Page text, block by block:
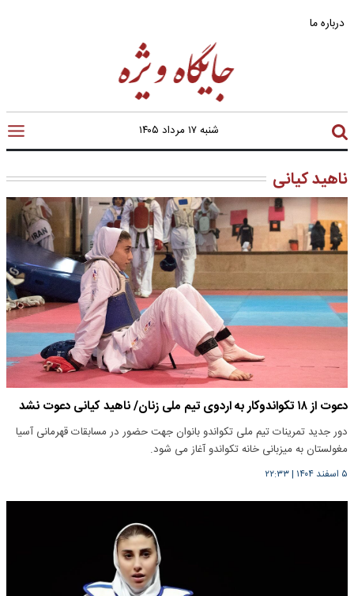
درباره ما
شنبه ۱۷ مرداد ۱۴۰۵
ناهید کیانی
دعوت از ۱۸ تکواندوکار به اردوی تیم ملی زنان/ ناهید کیانی دعوت نشد
دور جدید تمرینات تیم ملی تکواندو بانوان جهت حضور در مسابقات قهرمانی آسیا
مغولستان به میزبانی خانه تکواندو آغاز می شود.
۵ اسفند ۱۴۰۴ |۲۲:۳۳